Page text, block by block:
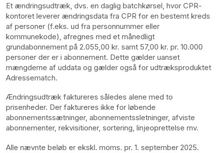
Et ændringsudtræk, dvs. en daglig batchkørsel, hvor CPR-
kontoret leverer ændringsdata fra CPR for en bestemt kreds
af personer (f.eks. ud fra personnummer eller
kommunekode), afregnes med et månedligt
grundabonnement på 2.055,00 kr. samt 57,00 kr. pr. 10.000
personer der er i abonnement. Dette gælder uanset
mængderne af uddata og gælder også for udtræksproduktet
Adressematch.
Ændringsudtræk faktureres således alene med to
prisenheder. Der faktureres ikke for løbende
abonnementssætninger, abonnementssletninger, afviste
abonnementer, rekvisitioner, sortering, linjeoprettelse mv.
Alle nævnte beløb er ekskl. moms. pr. 1. september 2025.